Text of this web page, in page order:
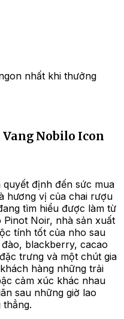
nhất khi thưởng
Vang Nobilo Icon
định đến sức mua
hương vị của chai rượu
tìm hiểu được làm từ
Noir, nhà sản xuất
tính tốt của nho sau
blackberry, cacao
trưng và một chút gia
hàng những trải
cảm xúc khác nhau
sau những giờ lao